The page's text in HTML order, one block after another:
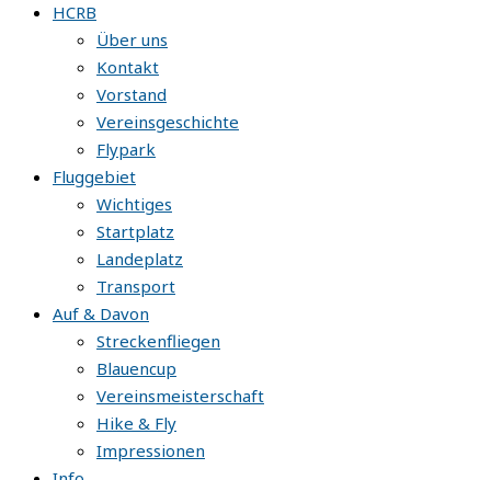
HCRB
Über uns
Kontakt
Vorstand
Vereinsgeschichte
Flypark
Fluggebiet
Wichtiges
Startplatz
Landeplatz
Transport
Auf & Davon
Streckenfliegen
Blauencup
Vereinsmeisterschaft
Hike & Fly
Impressionen